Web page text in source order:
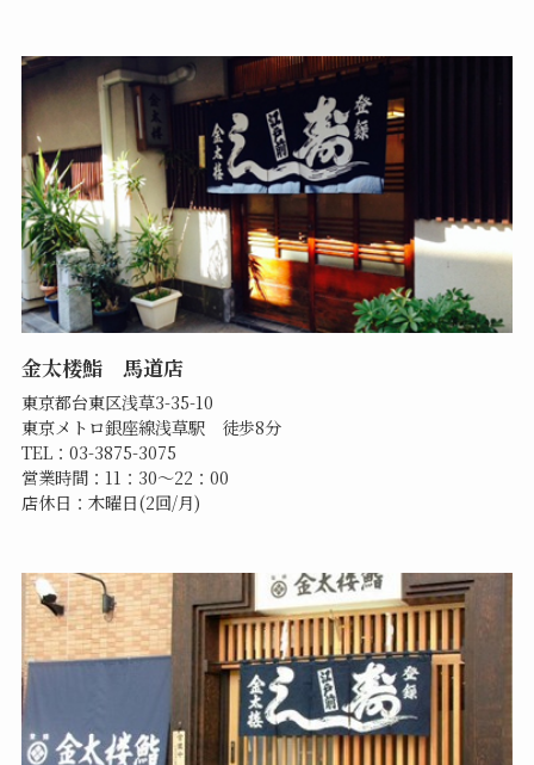
金太楼鮨 馬道店
東京都台東区浅草3-35-10
東京メトロ銀座線浅草駅 徒歩8分
TEL：03-3875-3075
営業時間：11：30～22：00
店休日：木曜日(2回/月)